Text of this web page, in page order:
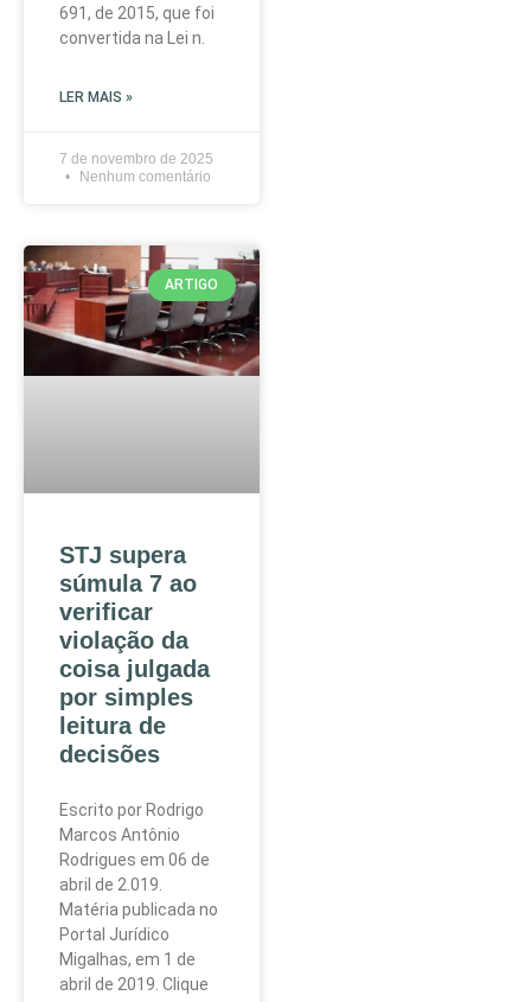
691, de 2015, que foi
convertida na Lei n.
LER MAIS »
7 de novembro de 2025
Nenhum comentário
ARTIGO
STJ supera
súmula 7 ao
verificar
violação da
coisa julgada
por simples
leitura de
decisões
Escrito por Rodrigo
Marcos Antônio
Rodrigues em 06 de
abril de 2.019.
Matéria publicada no
Portal Jurídico
Migalhas, em 1 de
abril de 2019. Clique